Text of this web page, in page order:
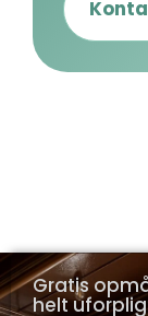
Gratis
helt